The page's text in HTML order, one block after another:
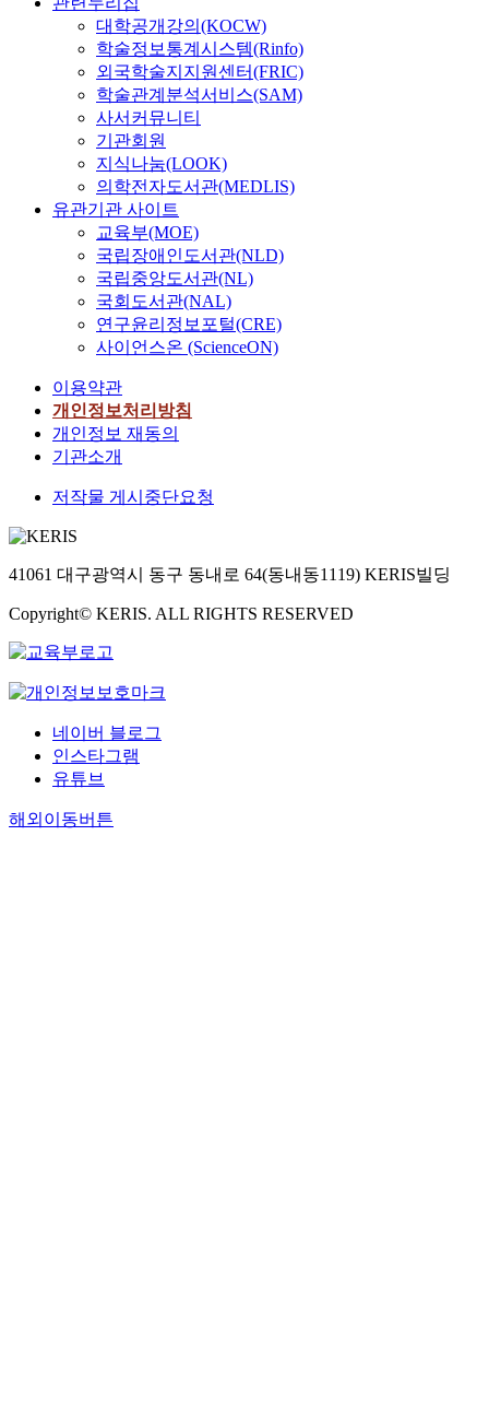
대학공개강의(KOCW)
학술정보통계시스템(Rinfo)
외국학술지지원센터(FRIC)
학술관계분석서비스(SAM)
사서커뮤니티
기관회원
지식나눔(LOOK)
의학전자도서관(MEDLIS)
유관기관 사이트
교육부(MOE)
국립장애인도서관(NLD)
국립중앙도서관(NL)
국회도서관(NAL)
연구윤리정보포털(CRE)
사이언스온 (ScienceON)
이용약관
개인정보처리방침
개인정보 재동의
기관소개
저작물 게시중단요청
41061 대구광역시 동구 동내로 64(동내동1119) KERIS빌딩
Copyright© KERIS. ALL RIGHTS RESERVED
네이버 블로그
인스타그램
유튜브
해외이동버튼